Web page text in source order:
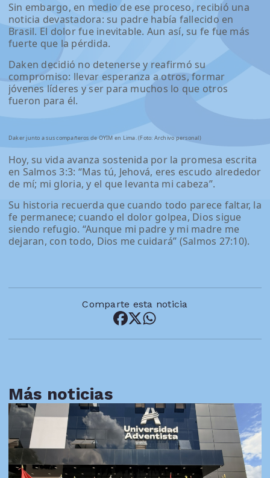
Sin embargo, en medio de ese proceso, recibió una
noticia devastadora: su padre había fallecido en
Brasil. El dolor fue inevitable. Aun así, su fe fue más
fuerte que la pérdida.
Daken decidió no detenerse y reafirmó su
compromiso: llevar esperanza a otros, formar
jóvenes líderes y ser para muchos lo que otros
fueron para él.
Daker junto a sus compañeros de OYIM en Lima. (Foto: Archivo personal)
Hoy, su vida avanza sostenida por la promesa escrita
en Salmos 3:3: “Mas tú, Jehová, eres escudo alrededor
de mí; mi gloria, y el que levanta mi cabeza”.
Su historia recuerda que cuando todo parece faltar, la
fe permanece; cuando el dolor golpea, Dios sigue
siendo refugio. “Aunque mi padre y mi madre me
dejaran, con todo, Dios me cuidará” (Salmos 27:10).
Comparte esta noticia
Más noticias